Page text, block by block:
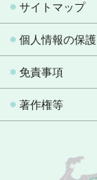
サイトマップ
個人情報の保護
免責事項
著作権等